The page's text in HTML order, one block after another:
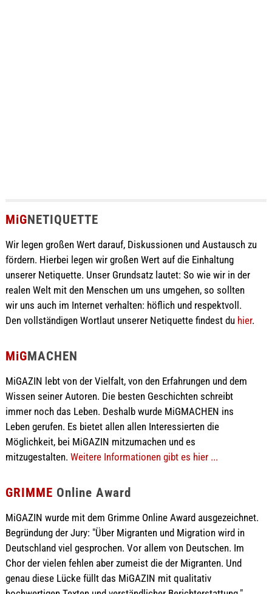
MiGNETIQUETTE
Wir legen großen Wert darauf, Diskussionen und Austausch zu
fördern. Hierbei legen wir großen Wert auf die Einhaltung
unserer Netiquette. Unser Grundsatz lautet: So wie wir in der
realen Welt mit den Menschen um uns umgehen, so sollten
wir uns auch im Internet verhalten: höflich und respektvoll.
Den vollständigen Wortlaut unserer Netiquette findest du hier.
MiGMACHEN
MiGAZIN lebt von der Vielfalt, von den Erfahrungen und dem
Wissen seiner Autoren. Die besten Geschichten schreibt
immer noch das Leben. Deshalb wurde MiGMACHEN ins
Leben gerufen. Es bietet allen allen Interessierten die
Möglichkeit, bei MiGAZIN mitzumachen und es
mitzugestalten. Weitere Informationen gibt es hier ...
GRIMME Online Award
MiGAZIN wurde mit dem Grimme Online Award ausgezeichnet.
Begründung der Jury: "Über Migranten und Migration wird in
Deutschland viel gesprochen. Vor allem von Deutschen. Im
Chor der vielen fehlen aber zumeist die der Migranten. Und
genau diese Lücke füllt das MiGAZIN mit qualitativ